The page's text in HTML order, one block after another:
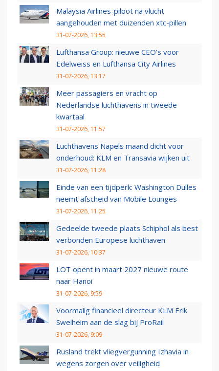
Malaysia Airlines-piloot na vlucht
aangehouden met duizenden xtc-pillen
31-07-2026, 13:55
Lufthansa Group: nieuwe CEO’s voor
Edelweiss en Lufthansa City Airlines
31-07-2026, 13:17
Meer passagiers en vracht op
Nederlandse luchthavens in tweede
kwartaal
31-07-2026, 11:57
Luchthavens Napels maand dicht voor
onderhoud: KLM en Transavia wijken uit
31-07-2026, 11:28
Einde van een tijdperk: Washington Dulles
neemt afscheid van Mobile Lounges
31-07-2026, 11:25
Gedeelde tweede plaats Schiphol als best
verbonden Europese luchthaven
31-07-2026, 10:37
LOT opent in maart 2027 nieuwe route
naar Hanoi
31-07-2026, 9:59
Voormalig financieel directeur KLM Erik
Swelheim aan de slag bij ProRail
31-07-2026, 9:09
Rusland trekt vliegvergunning Izhavia in
wegens zorgen over veiligheid